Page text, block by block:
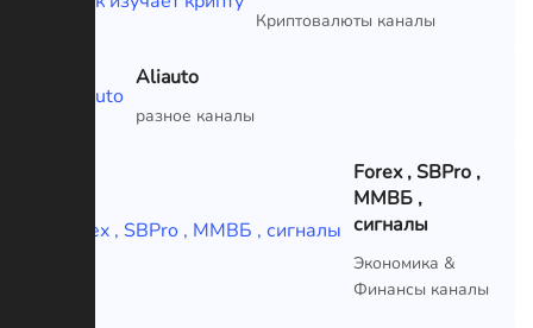
Криптовалюты каналы
Aliauto
разное каналы
Forex , SBPro ,
ММВБ ,
сигналы
Экономика &
Финансы каналы